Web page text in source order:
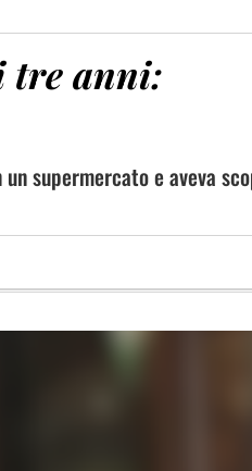
tre anni:
supermercato e aveva